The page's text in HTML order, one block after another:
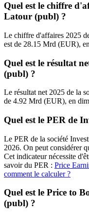
Quel est le chiffre
Latour (publ) ?
Le chiffre d'affaires 2025
est de 28.15 Mrd (EUR),
Quel est le résultat
(publ) ?
Le résultat net 2025 de la
de 4.92 Mrd (EUR), en
Quel est le PER de
Le PER de la société
2026. On peut considérer
Cet indicateur nécessite
savoir du PER : Price
comment le calculer ?
Quel est le Price to
(publ) ?